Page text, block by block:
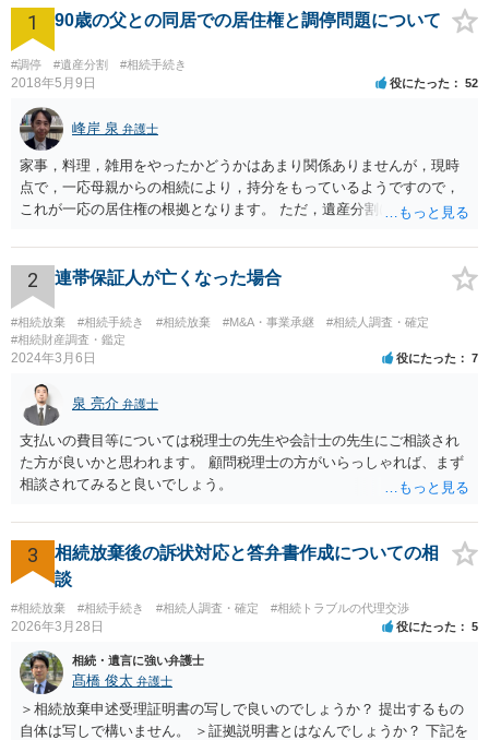
1 90歳の父との同居での居住権と調停問題について
#調停 #遺産分割 #相続手続き
2018年5月9日 役にたった 52
峰岸 泉 弁護士
家事，料理，雑用をやったかどうかはあまり関係ありませんが，現時
点で，一応母親からの相続により，持分をもっているようですので，
これが一応の居住権の根拠となります。 ただ，遺産分割により，母の
2 連帯保証人が亡くなった場合
#相続放棄 #相続手続き #相続放棄 #M&A・事業承継
#相続人調査・確定
#相続財産調査・鑑定
2024年3月6日 役にたった 7
泉 亮介 弁護士
支払いの費目等については税理士の先生や会計士の先生にご相談され
た方が良いかと思われます。 顧問税理士の方がいらっしゃれば、まず
相談されてみると良いでしょう。
3
相続放棄後の訴状対応と答弁書作成についての相
談
#相続放棄 #相続手続き #相続人調査・確定 #相続トラブルの代理交渉
2026年3月28日 役にたった 5
相続・遺言に強い弁護士
髙橋 俊太 弁護士
＞相続放棄申述受理証明書の写しで良いのでしょうか？ 提出するもの
自体は写しで構いません。 ＞証拠説明書とはなんでしょうか？ 下記を